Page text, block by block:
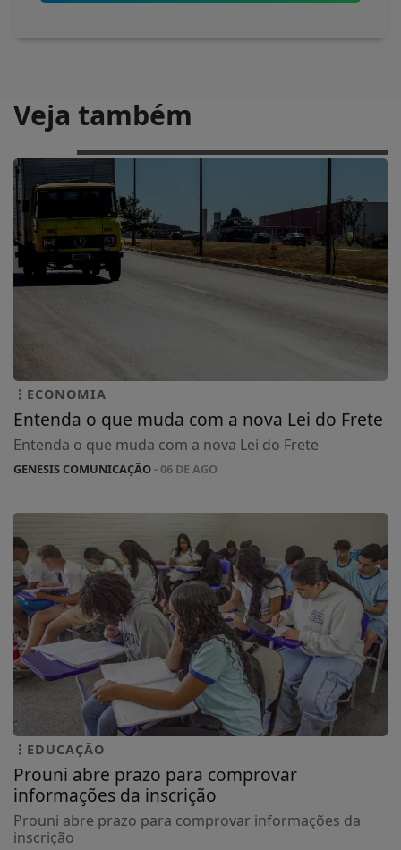
Veja também
ECONOMIA
Entenda o que muda com a nova Lei do Frete
Entenda o que muda com a nova Lei do Frete
GENESIS COMUNICAÇÃO- 06 DE AGO
EDUCAÇÃO
Prouni abre prazo para comprovar
informações da inscrição
Prouni abre prazo para comprovar informações da
inscrição